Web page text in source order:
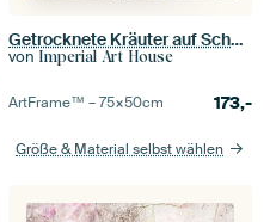
Getrocknete Kräuter auf Schnur
von Imperial Art House
ArtFrame™ –75×50cm 173,-
Größe & Material selbst wählen